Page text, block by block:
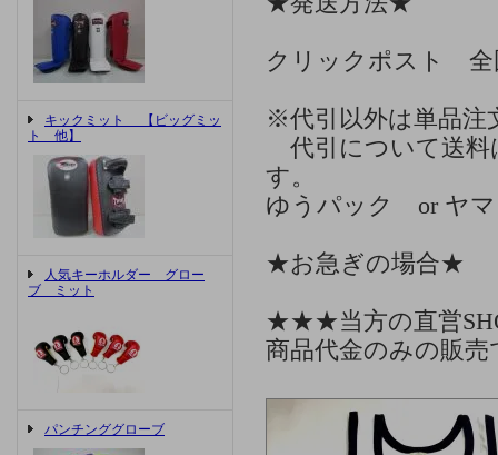
キックミット 【ビッグミッ
ト 他】
人気キーホルダー グロー
ブ ミット
パンチンググローブ
クリックポスト 全
※代引以外は単品注
代引について送料
す。
ゆうパック or ヤ
★お急ぎの場合★
★★★当方の直営
商品代金のみの販